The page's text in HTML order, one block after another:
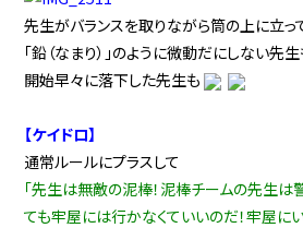
先生がバランスを取りながら筒の上に立っ
「鉛（なまり）」のように微動だにしない先
開始早々に落下した先生も
【ケイドロ】
通常ルールにプラスして
「先生は無敵の泥棒！泥棒チームの先生は
ても牢屋には行かなくていいのだ！牢屋